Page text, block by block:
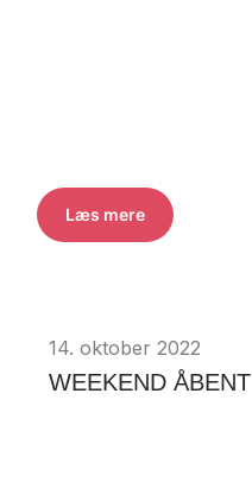
Læs mere
14. oktober 2022
WEEKEND ÅBENT